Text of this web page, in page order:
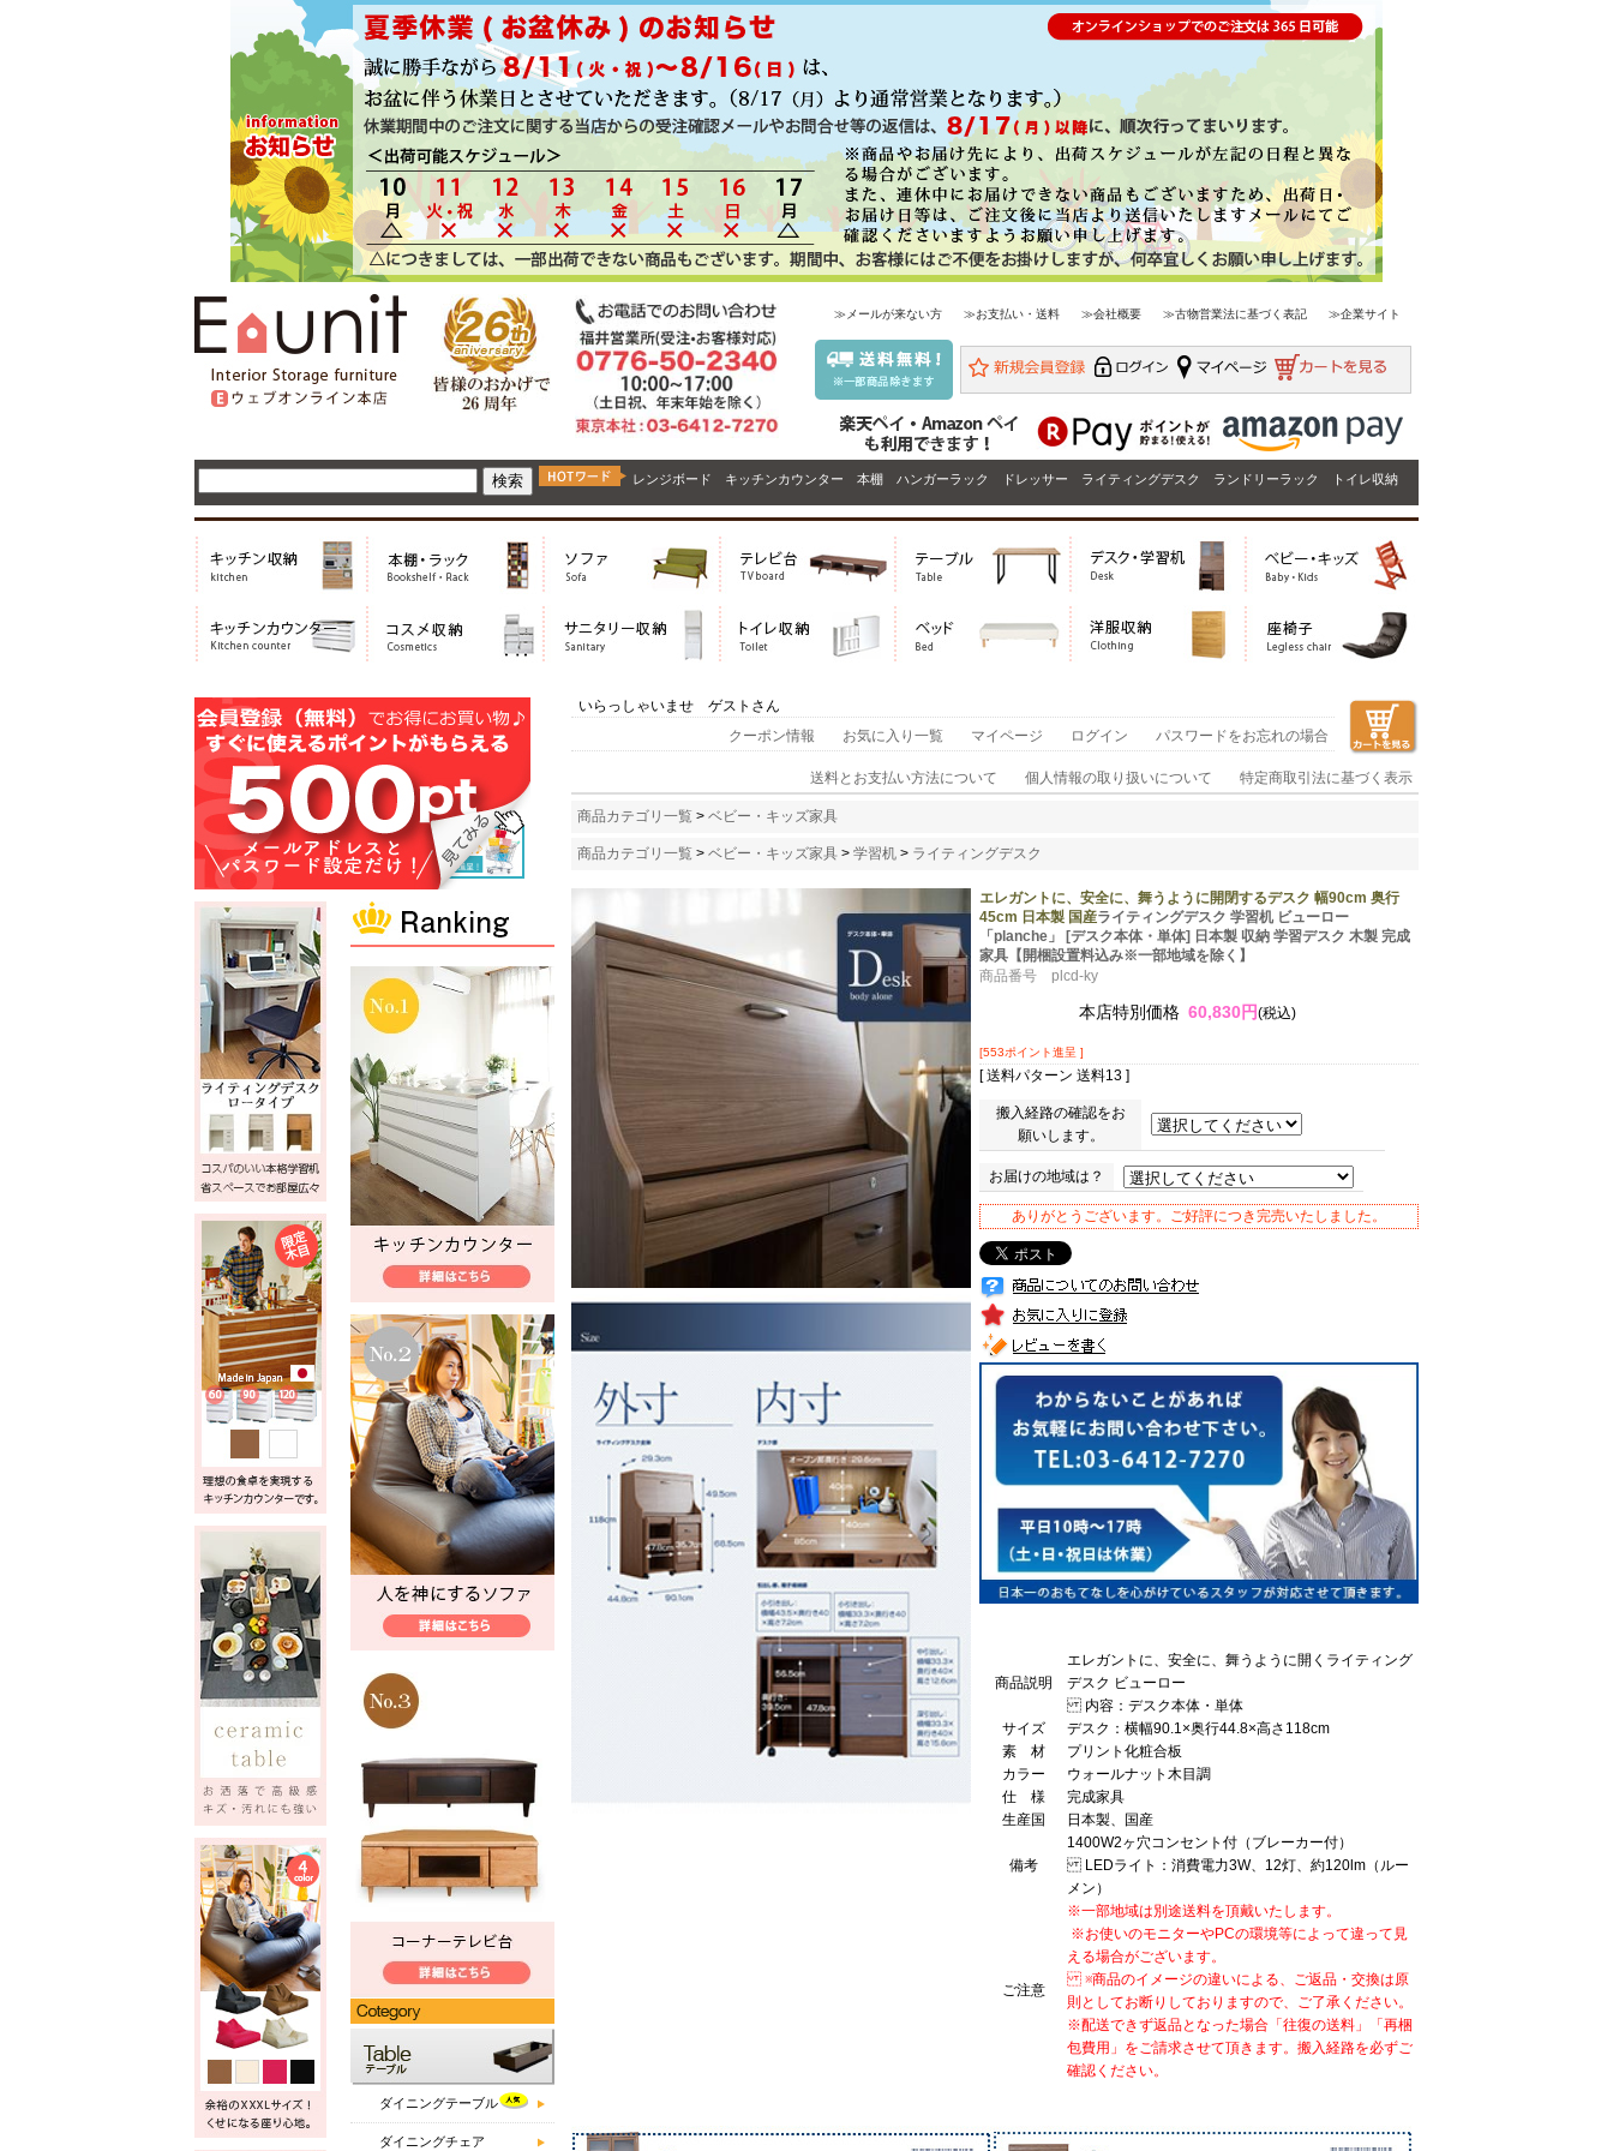
≫メールが来ない方 ≫お支払い・送料 ≫会社概要 ≫古物営業法に基づく表記 ≫企業サイト
レンジボード キッチンカウンター 本棚 ハンガーラック ドレッサー ライティングデスク ランドリーラック トイレ収納
ダイニングテーブル
ダイニングチェア
いらっしゃいませ ゲストさん
クーポン情報
お気に入り一覧 マイページ ログイン パスワードをお忘れの場合
送料とお支払い方法について 個人情報の取り扱いについて 特定商取引法に基づく表示
商品カテゴリ一覧 > ベビー・キッズ家具
商品カテゴリ一覧 > ベビー・キッズ家具 > 学習机 > ライティングデスク
エレガントに、安全に、舞うように開閉するデスク 幅90cm 奥行
45cm 日本製 国産ライティングデスク 学習机 ビューロー
「planche」 [デスク本体・単体] 日本製 収納 学習デスク 木製 完成
家具【開梱設置料込み※一部地域を除く】
商品番号 plcd-ky
本店特別価格 60,830円(税込)
[553ポイント進呈 ]
[ 送料パターン 送料13 ]
搬入経路の確認をお
願いします。
お届けの地域は？
ありがとうございます。ご好評につき完売いたしました。
商品説明
エレガントに、安全に、舞うように開くライティング
デスク ビューロー
内容：デスク本体・単体
サイズ
デスク：横幅90.1×奥行44.8×高さ118cm
素 材
プリント化粧合板
カラー
ウォールナット木目調
仕 様
完成家具
生産国
日本製、国産
備考
1400W2ヶ穴コンセント付（ブレーカー付）
LEDライト：消費電力3W、12灯、約120lm（ルー
メン）
ご注意
※一部地域は別途送料を頂戴いたします。
※お使いのモニターやPCの環境等によって違って見
える場合がございます。
※商品のイメージの違いによる、ご返品・交換は原
則としてお断りしておりますので、ご了承ください。
※配送できず返品となった場合「往復の送料」「再梱
包費用」をご請求させて頂きます。搬入経路を必ずご
確認ください。